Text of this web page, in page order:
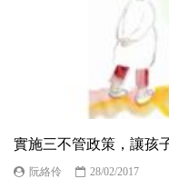
實施三不管政策，讓孩
阮絡伶
28/02/2017